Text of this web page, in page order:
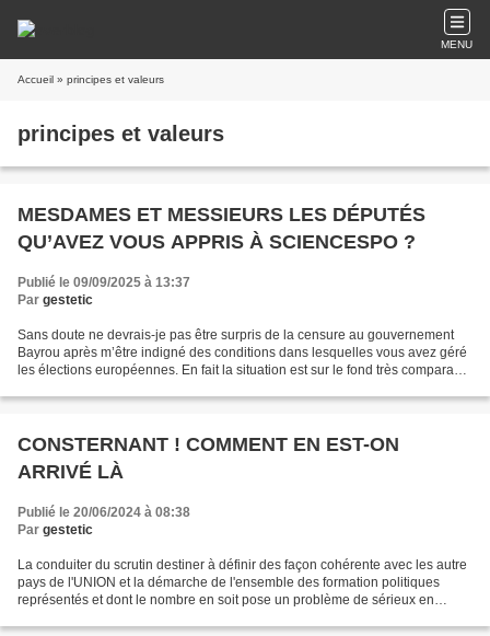
MENU
Accueil » principes et valeurs
principes et valeurs
MESDAMES ET MESSIEURS LES DÉPUTÉS
QU’AVEZ VOUS APPRIS À SCIENCESPO ?
Publié le 09/09/2025 à 13:37
Par gestetic
Sans doute ne devrais-je pas être surpris de la censure au gouvernement
Bayrou après m’être indigné des conditions dans lesquelles vous avez géré
les élections européennes. En fait la situation est sur le fond très comparable
CONSTERNANT ! COMMENT EN EST-ON
ARRIVÉ LÀ
Publié le 20/06/2024 à 08:38
Par gestetic
La conduiter du scrutin destiner à définir des façon cohérente avec les autre
pays de l'UNION et la démarche de l'ensemble des formation politiques
représentés et dont le nombre en soit pose un problème de sérieux en